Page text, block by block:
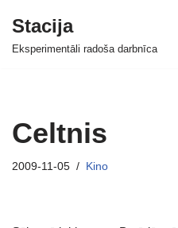
Skip
Stacija
Eksperimentāli radoša darbnīca
Celtnis
2009-11-05 Kino